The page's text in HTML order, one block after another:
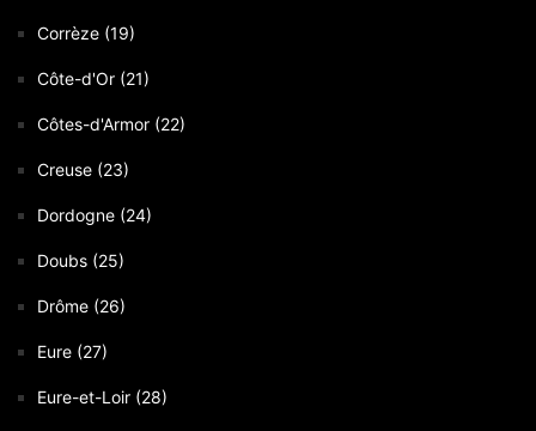
Corrèze (19)
Côte-d'Or (21)
Côtes-d'Armor (22)
Creuse (23)
Dordogne (24)
Doubs (25)
Drôme (26)
Eure (27)
Eure-et-Loir (28)